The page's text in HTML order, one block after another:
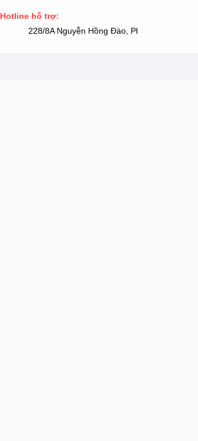
Hotline hỗ trợ:
228/8A Nguyễn Hồng Đào, Phường 14, Tân